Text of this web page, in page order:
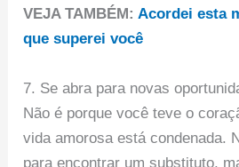
VEJA TAMBÉM:Acordei esta
que superei você
7. Se abra para novas
Não é porque você teve o
vida amorosa está condenada.
para encontrar um substituto,